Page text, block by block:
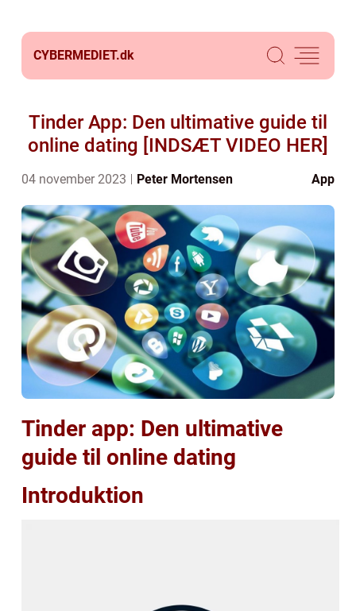
CYBERMEDIET.dk
Tinder App: Den ultimative guide til
online dating [INDSÆT VIDEO HER]
04 november 2023 Peter Mortensen App
Tinder app: Den ultimative
guide til online dating
Introduktion